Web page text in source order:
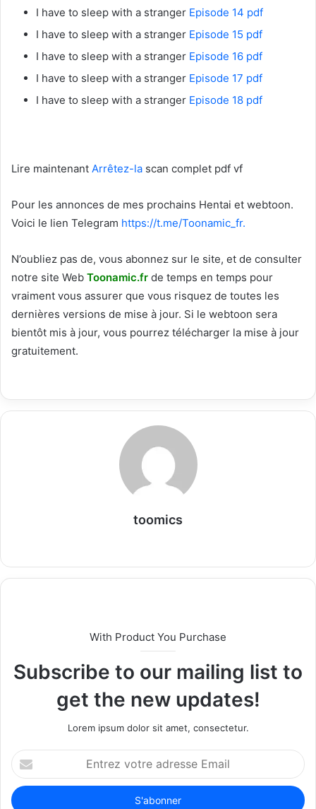
I have to sleep with a stranger Episode 14 pdf
I have to sleep with a stranger Episode 15 pdf
I have to sleep with a stranger Episode 16 pdf
I have to sleep with a stranger Episode 17 pdf
I have to sleep with a stranger Episode 18 pdf
Lire maintenant Arrêtez-la scan complet pdf vf
Pour les annonces de mes prochains Hentai et webtoon.
Voici le lien Telegram https://t.me/Toonamic_fr.
N’oubliez pas de, vous abonnez sur le site, et de consulter
notre site Web Toonamic.fr de temps en temps pour
vraiment vous assurer que vous risquez de toutes les
dernières versions de mise à jour. Si le webtoon sera
bientôt mis à jour, vous pourrez télécharger la mise à jour
gratuitement.
toomics
b
e
With Product You Purchase
Subscribe to our mailing list to
get the new updates!
Lorem ipsum dolor sit amet, consectetur.
E
n
r